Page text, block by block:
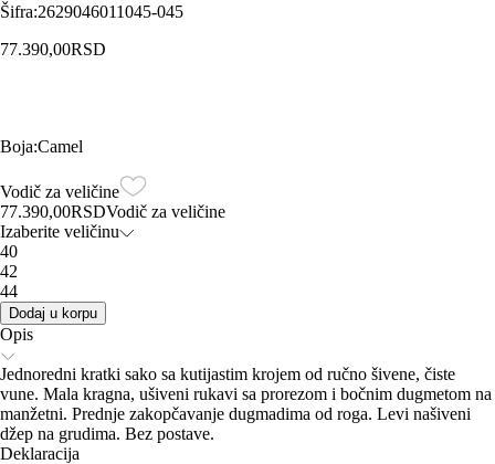
Šifra:2629046011045-045
77.390,00RSD
Boja:Camel
Vodič za veličine
77.390,00RSDVodič za veličine
Izaberite veličinu
40
42
44
Dodaj u korpu
Opis
Jednoredni kratki sako sa kutijastim krojem od ručno šivene, čiste
vune. Mala kragna, ušiveni rukavi sa prorezom i bočnim dugmetom na
manžetni. Prednje zakopčavanje dugmadima od roga. Levi našiveni
džep na grudima. Bez postave.
Deklaracija